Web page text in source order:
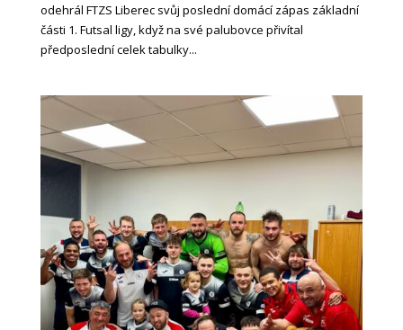
odehrál FTZS Liberec svůj poslední domácí zápas základní
části 1. Futsal ligy, když na své palubovce přivítal
předposlední celek tabulky...